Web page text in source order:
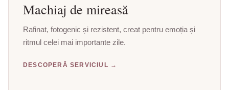
Machiaj de mireasă
Rafinat, fotogenic și rezistent, creat pentru emoția și
ritmul celei mai importante zile.
DESCOPERĂ SERVICIUL →